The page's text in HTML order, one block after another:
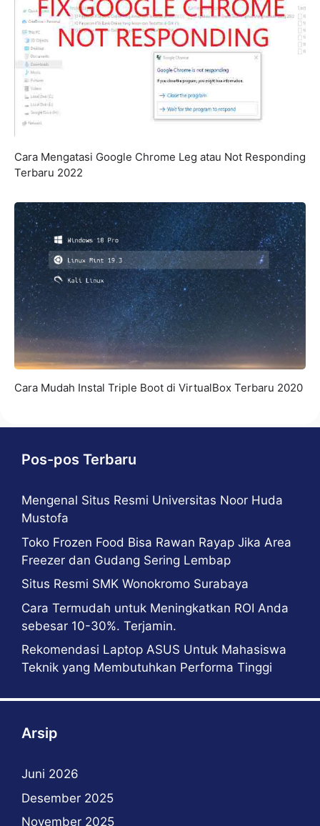
Cara Mengatasi Google Chrome Leg atau Not Responding
Terbaru 2022
Cara Mudah Instal Triple Boot di VirtualBox Terbaru 2020
Pos-pos Terbaru
Mengenal Situs Resmi Universitas Noor Huda
Mustofa
Toko Frozen Food Bisa Rawan Rayap Jika Area
Freezer dan Gudang Sering Lembap
Situs Resmi SMK Wonokromo Surabaya
Cara Termudah untuk Meningkatkan ROI Anda
sebesar 10-30%. Terjamin.
Rekomendasi Laptop ASUS Untuk Mahasiswa
Teknik yang Membutuhkan Performa Tinggi
Arsip
Juni 2026
Desember 2025
November 2025